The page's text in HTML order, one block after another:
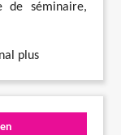
de séminaire,
plus